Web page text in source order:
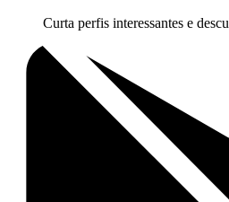
Curta perfis interessantes e